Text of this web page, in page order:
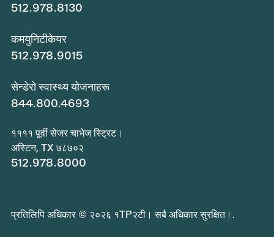
512.978.8130
कमयुनिटीकेयर
512.978.9015
सेन्डेरो स्वास्थ्य योजनाहरू
844.800.4693
११११ पूर्वी सेजर चाभेज स्ट्रिट।
अस्टिन, TX ७८७०२
512.978.8000
प्रतिलिपि अधिकार © २०२६ १TP२टी। सबै अधिकार सुरक्षित।.